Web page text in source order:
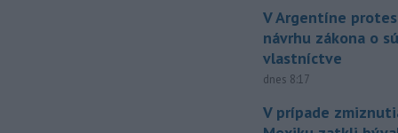
V Argentíne
návrhu zákona o
vlastníctve
dnes 8:17
V prípade